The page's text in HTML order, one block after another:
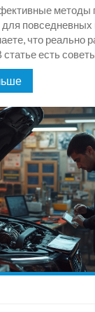
методы
повседневных
что реально
статье есть
личного опыта и
доработках, а не